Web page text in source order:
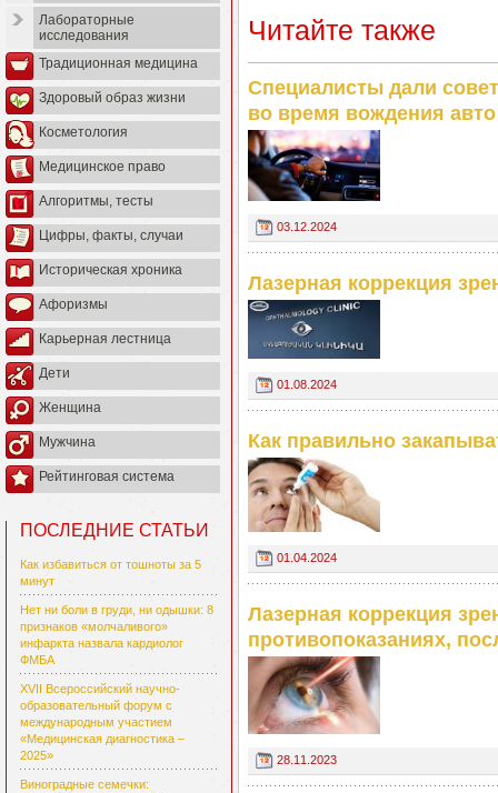
Лабораторные
исследования
Традиционная медицина
Здоровый образ жизни
Косметология
Медицинское право
Алгоритмы, тесты
Цифры, факты, случаи
Историческая хроника
Афоризмы
Карьерная лестница
Дети
Женщина
Мужчина
Рейтинговая система
ПОСЛЕДНИЕ СТАТЬИ
Как избавиться от тошноты за 5
минут
Нет ни боли в груди, ни одышки: 8
признаков «молчаливого»
инфаркта назвала кардиолог
ФМБА
XVII Всероссийский научно-
образовательный форум с
международным участием
«Медицинская диагностика –
2025»
Виноградные семечки:
Читайте также
Специалисты дали
во время вождения авто
03.12.2024
Лазерная коррекция
01.08.2024
Как правильно
01.04.2024
Лазерная коррекция
противопоказаниях,
28.11.2023